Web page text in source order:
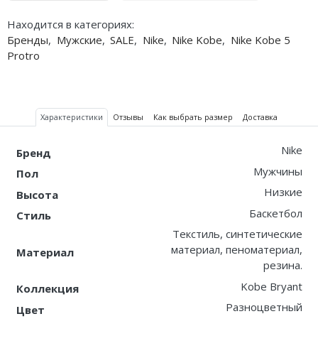
Находится в категориях:
Бренды, Мужские, SALE, Nike, Nike Kobe, Nike Kobe 5
Protro
Характеристики Отзывы Как выбрать размер Доставка
Бренд
Nike
Пол
Мужчины
Высота
Низкие
Стиль
Баскетбол
Материал
Текстиль, синтетические
материал, пеноматериал,
резина.
Коллекция
Kobe Bryant
Цвет
Разноцветный
Air Jordan 15
Air Jordan 23